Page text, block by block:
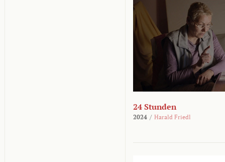
24 Stunden
2024 / Harald Friedl